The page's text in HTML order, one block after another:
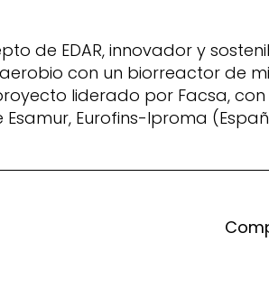
de EDAR, innovador y
con un biorreactor de
liderado por Facsa, con
Eurofins-Iproma